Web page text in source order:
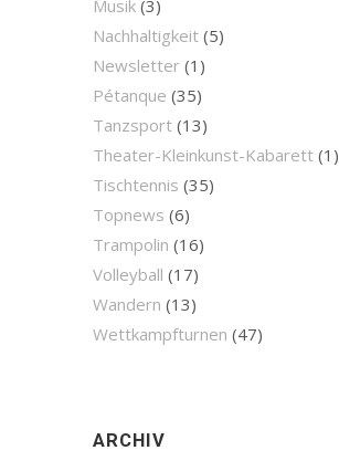
Musik(3)
Nachhaltigkeit(5)
Newsletter(1)
Pétanque (35)
Tanzsport(13)
Theater-Kleinkunst-Kabarett(1)
Tischtennis (35)
Topnews (6)
Trampolin (16)
Volleyball (17)
Wandern (13)
Wettkampfturnen (47)
ARCHIV